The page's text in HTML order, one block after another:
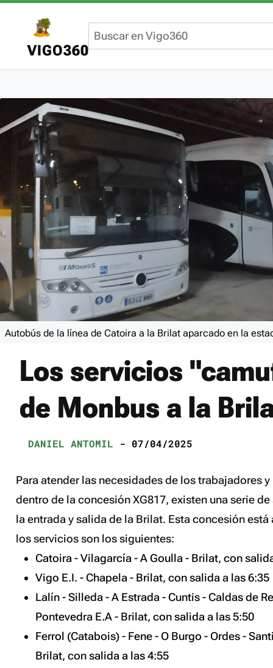
VIGO360
Autobús de la línea de Catoira a la Brilat aparcado en la
Los servicios
de Monbus a la
DANIEL ANTOMIL - 07/04/2025
Para atender las necesidades de los trabajadores
dentro de la concesión XG817, existen una serie
la entrada y salida de la Brilat. Esta concesión está
los servicios son los siguientes:
Catoira - Vilagarcía - A Goulla - Brilat, con
Vigo E.I. - Chapela - Brilat, con salida a las 6:35
Lalín - Silleda - A Estrada - Cuntis - Caldas de
Pontevedra E.A - Brilat, con salida a las 5:50
Ferrol (Catabois) - Fene - O Burgo - Ordes -
Brilat, con salida a las 4:55